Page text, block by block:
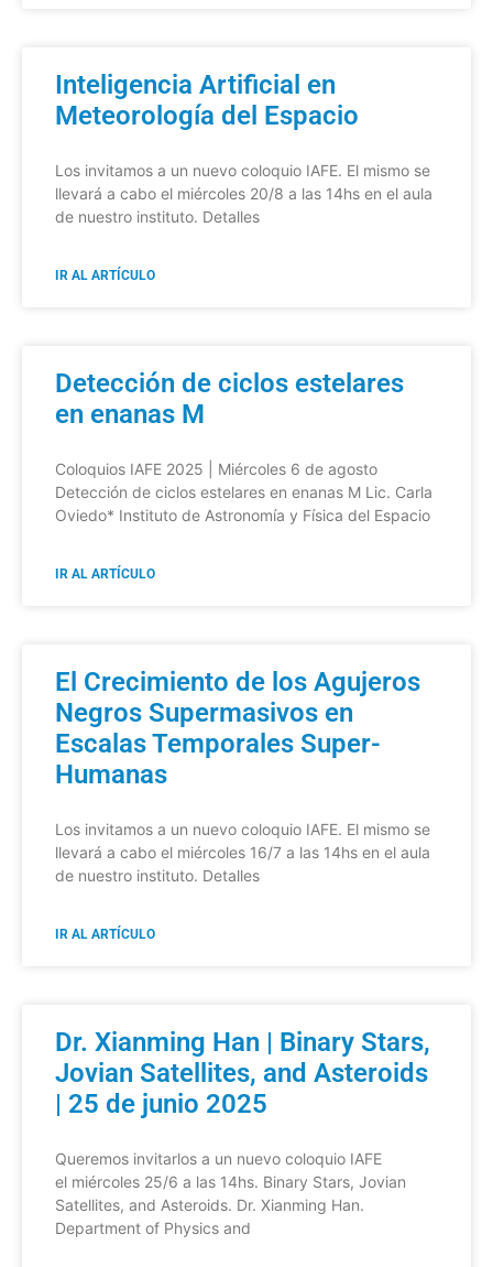
Inteligencia Artificial en
Meteorología del Espacio
Los invitamos a un nuevo coloquio IAFE. El mismo se
llevará a cabo el miércoles 20/8 a las 14hs en el aula
de nuestro instituto. Detalles
IR AL ARTÍCULO
Detección de ciclos estelares
en enanas M
Coloquios IAFE 2025 | Miércoles 6 de agosto
Detección de ciclos estelares en enanas M Lic. Carla
Oviedo* Instituto de Astronomía y Física del Espacio
IR AL ARTÍCULO
El Crecimiento de los Agujeros
Negros Supermasivos en
Escalas Temporales Super-
Humanas
Los invitamos a un nuevo coloquio IAFE. El mismo se
llevará a cabo el miércoles 16/7 a las 14hs en el aula
de nuestro instituto. Detalles
IR AL ARTÍCULO
Dr. Xianming Han | Binary Stars,
Jovian Satellites, and Asteroids
| 25 de junio 2025
Queremos invitarlos a un nuevo coloquio IAFE
el miércoles 25/6 a las 14hs. Binary Stars, Jovian
Satellites, and Asteroids. Dr. Xianming Han.
Department of Physics and